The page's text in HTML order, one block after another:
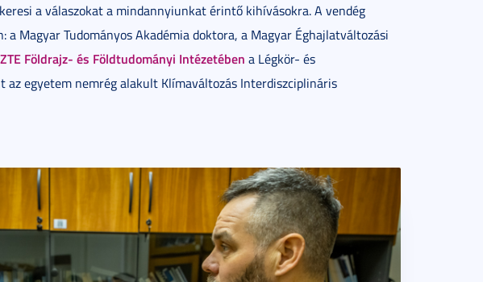
keresi a válaszokat a mindannyiunkat érintő kihívásokra. A vendég
Magyar Tudományos Akadémia doktora, a Magyar Éghajlatváltozási
Földrajz- és Földtudományi Intézetében a Légkör- és
az egyetem nemrég alakult Klímaváltozás Interdiszciplináris